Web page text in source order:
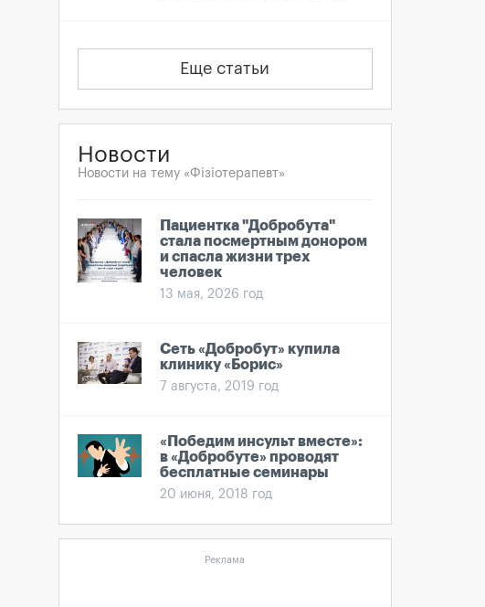
Еще статьи
Новости
Новости на тему «Фізіотерапевт»
Пациентка "Добробута"
стала посмертным донором
и спасла жизни трех
человек
13 мая, 2026 год
Сеть «Добробут» купила
клинику «Борис»
7 августа, 2019 год
«Победим инсульт вместе»:
в «Добробуте» проводят
бесплатные семинары
20 июня, 2018 год
Реклама